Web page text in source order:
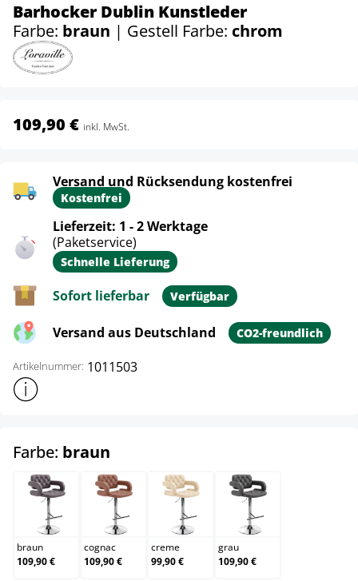
Barhocker Dublin Kunstleder
Farbe: braun | Gestell Farbe: chrom
109,90 € inkl. MwSt.
Versand und Rücksendung kostenfrei
Kostenfrei
Lieferzeit: 1 - 2 Werktage
(Paketservice)
Schnelle Lieferung
Sofort lieferbar Verfügbar
Versand aus Deutschland CO2-freundlich
Artikelnummer: 1011503
Weitere Produktinformationen anzeigen
Farbe: braun
braun
braun
109,90 €
cognac
cognac
109,90 €
creme
creme
99,90 €
grau
grau
109,90 €